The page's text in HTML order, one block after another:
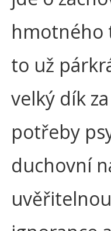
hmotného
to už
velký dík
potřeby
duchovní